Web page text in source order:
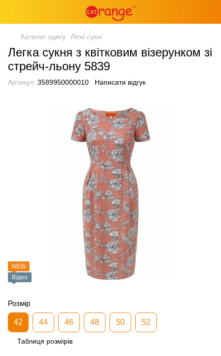
Каталог одягу Літні сукні
Легка сукня з квітковим візерунком зі
стрейч-льону 5839
Артикул: 3589950000010 Написати відгук
NEW
Відео
Розмір
42 44 46 48 50 52
Таблиця розмірів